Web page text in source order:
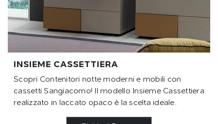
INSIEME CASSETTIERA
Scopri Contenitori notte moderni e mobili con
cassetti Sangiacomo! Il modello Insieme Cassettiera
realizzato in laccato opaco è la scelta ideale.